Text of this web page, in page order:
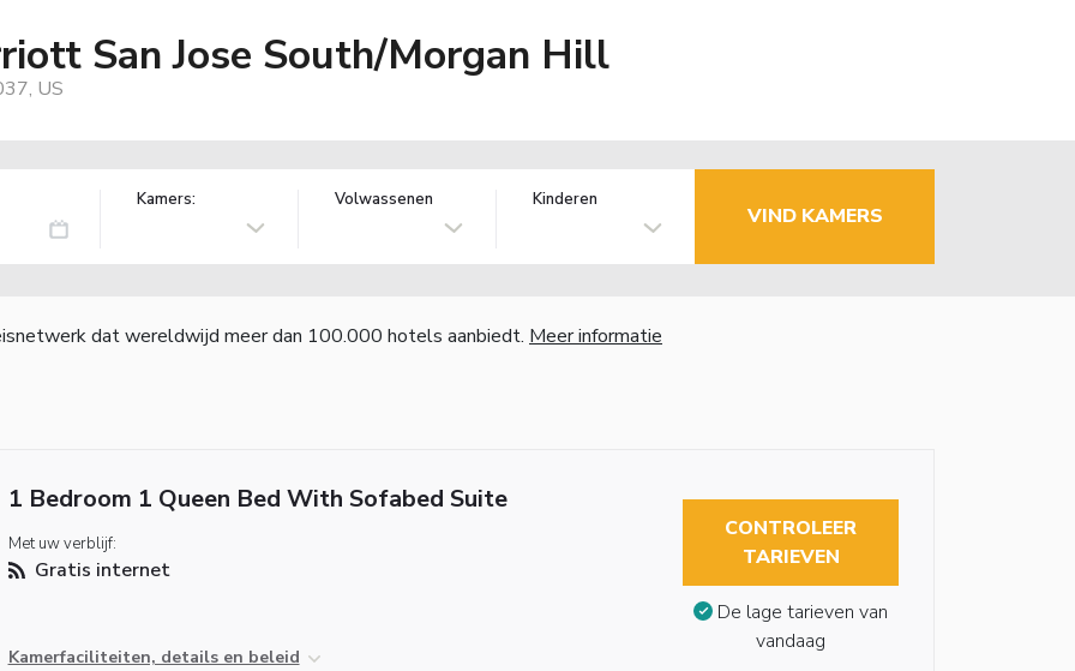
San Jose South/Morgan Hill
US
Kamers: Volwassenen Kinderen
VIND KAMERS
dat wereldwijd meer dan 100.000 hotels aanbiedt. Meer informatie
1 Bedroom 1 Queen Bed With Sofabed Suite
Met uw verblijf:
Gratis internet
Kamerfaciliteiten, details en beleid
CONTROLEER
TARIEVEN
De lage tarieven van
vandaag